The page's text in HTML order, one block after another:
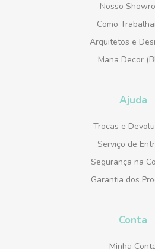
Nosso
Como
Arquitetos e
Mana Decor
Ajuda
Trocas e
Serviço de
Segurança na
Garantia dos
Conta
Minha